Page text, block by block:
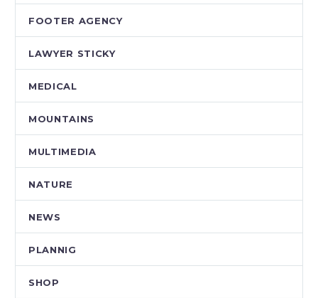
FOOTER AGENCY
LAWYER STICKY
MEDICAL
MOUNTAINS
MULTIMEDIA
NATURE
NEWS
PLANNIG
SHOP